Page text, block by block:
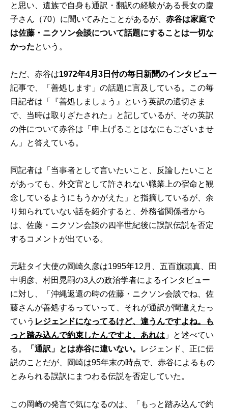
と思い、遺族で自身も通訳・翻訳の経験がある長女の慶
子さん（70）に聞いてみたことがあるが、赤谷は家庭で
は佐藤・ニクソン会談について話題にすることは一切な
かったという。
ただ、赤谷は1972年4月3日付の毎日新聞のインタビュー
記事で、「善処します」の話題に言及している。この毎
日記者は「『善処しましょう』という英訳の適切さま
で、当時は取りざたされた」と記しているが、その英訳
の件について赤谷は「申上げることはなにもございませ
ん」と答えている。
同記者は「当事者として言いたいこと、反論したいこと
があっても、外交官として許されない職業上の宿命と観
念しているようにもうかがえた」と指摘しているが、余
り知られていない話を紹介すると、外務省関係者から
は、佐藤・ニクソン会談の四半世紀後に誤訳伝説を否定
するコメントが出ている。
元駐タイ大使の岡崎久彦は1995年12月、五百旗頭真、田
中明彦、村田晃嗣の3人の政治学者によるインタビュー
に対し、「沖縄返還の時の佐藤・ニクソン会談でね、佐
藤さんが善処するっていって、それが通訳が間違えたっ
ていう レジェンドになってるけど、違うんですよね。も
っと踏み込んで約束したんですよ、あれは 」と述べてい
る。
「通訳」とは赤谷に違いない。
レジェンド、正に伝
説のことだが、岡崎は95年末の時点で、赤谷によるもの
とみられる誤訳にまつわる伝説を否定していた。
この岡崎の発言で気になるのは、「もっと踏み込んで約